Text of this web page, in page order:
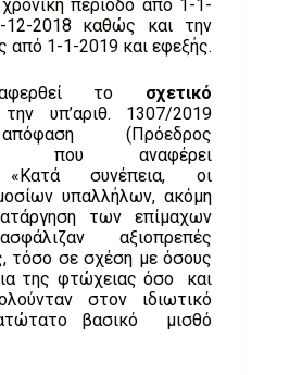
περίοδο από 1-1-
2018 καθώς και την
από 1-1-2019 και εφεξής.
το σχετικό
υπ’αριθ. 1307/2019
(Πρόεδρος
που αναφέρει
«Κατά συνέπεια, οι
υπαλλήλων, ακόμη
των επίμαχων
αξιοπρεπές
τόσο σε σχέση με όσους
της φτώχειας όσο και
στον ιδιωτικό
βασικό μισθό